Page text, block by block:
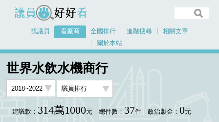
議員好好看
找議員 看廠商 全國排行 進階搜尋
相關文章
關於本站
世界水飲水機商行
建議款： 314萬1000元 總件數： 37件 政治獻金： 0元